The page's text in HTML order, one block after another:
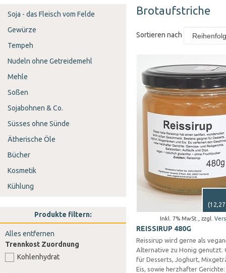
Brotaufstriche
Sortieren nach
Inkl. 7% MwSt. zzgl.
(
REISSIRUP 480G
Reissirup wird gerne als
Alternative zu Honig genutzt.
für Desserts, Joghurt,
Eis, sowie herzhafter Gerichte:
Soja - das Fleisch vom Felde
Gewürze
Tempeh
Nudeln ohne Getreidemehl
Mehle
Soßen
Sojabohnen & Co.
Süsses ohne Sünde
Ätherische Öle
Bücher
Kosmetik
Kühlung
Produkte filtern:
Alles entfernen
Trennkost Zuordnung
Kohlenhydrat